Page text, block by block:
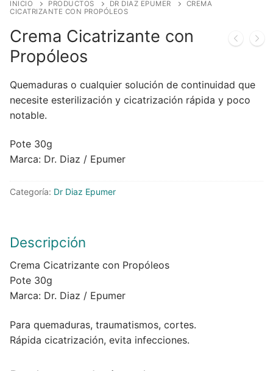
INICIO PRODUCTOS DR DIAZ EPUMER
CREMA
CICATRIZANTE CON PROPÓLEOS
Crema Cicatrizante con
Propóleos
Quemaduras o cualquier solución de continuidad que
necesite esterilización y cicatrización rápida y poco
notable.
Pote 30g
Marca: Dr. Diaz / Epumer
Categoría: Dr Diaz Epumer
Descripción
Crema Cicatrizante con Propóleos
Pote 30g
Marca: Dr. Diaz / Epumer
Para quemaduras, traumatismos, cortes.
Rápida cicatrización, evita infecciones.